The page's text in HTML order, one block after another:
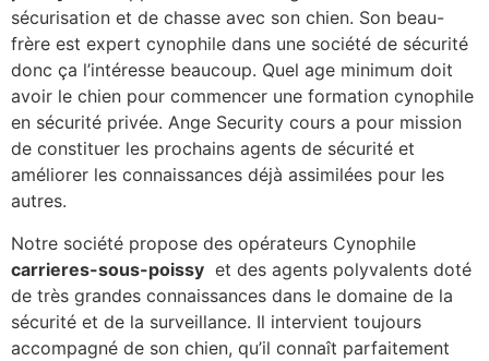
sécurisation et de chasse avec son chien. Son beau-
frère est expert cynophile dans une société de sécurité
donc ça l’intéresse beaucoup. Quel age minimum doit
avoir le chien pour commencer une formation cynophile
en sécurité privée. Ange Security cours a pour mission
de constituer les prochains agents de sécurité et
améliorer les connaissances déjà assimilées pour les
autres.
Notre société propose des opérateurs Cynophile
carrieres-sous-poissy et des agents polyvalents doté
de très grandes connaissances dans le domaine de la
sécurité et de la surveillance. Il intervient toujours
accompagné de son chien, qu’il connaît parfaitement